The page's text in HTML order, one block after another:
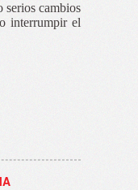
serios cambios
interrumpir el